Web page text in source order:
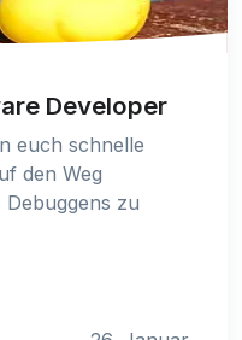
Developer
euch schnelle
den Weg
Debuggens zu